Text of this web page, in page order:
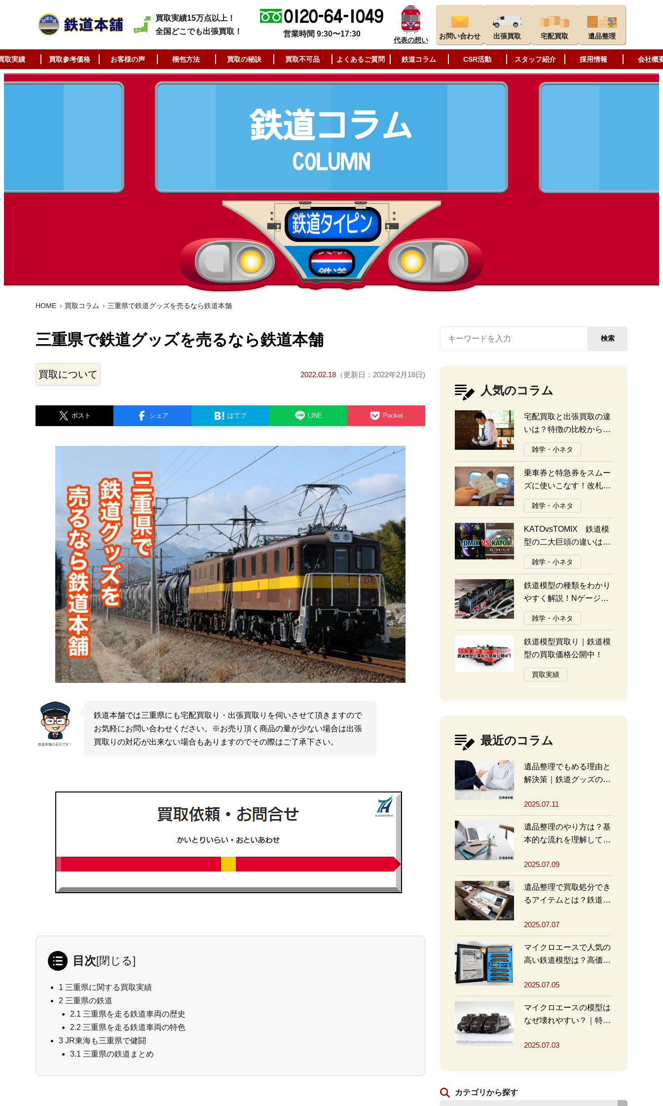
買取実績15万点以上！
全国どこでも出張買取！
営業時間 9:30〜17:30
代表の想い お問い合わせ 出張買取 宅配買取 遺品整理
取実績 買取参考価格 お客様の声 梱包方法 買取の秘訣 買取不可品 よくあるご質問 鉄道コラム CSR活動 スタッフ紹介 採用情報 会社概
HOME 買取コラム 三重県で鉄道グッズを売るなら鉄道本舗
三重県で鉄道グッズを売るなら鉄道本舗
買取について 2022.02.18 （更新日：2022年2月18日)
ポスト シェア はてブ LINE Pocket
鉄道本舗の石川です！
鉄道本舗では三重県にも宅配買取り・出張買取りを伺いさせて頂きますので
お気軽にお問い合わせください。※お売り頂く商品の量が少ない場合は出張
買取りの対応が出来ない場合もありますのでその際はご了承下さい。
目次[閉じる]
1 三重県に関する買取実績
2 三重県の鉄道
2.1 三重県を走る鉄道車両の歴史
2.2 三重県を走る鉄道車両の特色
3 JR東海も三重県で健闘
3.1 三重県の鉄道まとめ
検索
人気のコラム
宅配買取と出張買取の違
いは？特徴の比較から探
る選び方のポイント
雑学・小ネタ
乗車券と特急券をスムー
ズに使いこなす！改札の
通り方ガイド
雑学・小ネタ
KATOvsTOMIX 鉄道模
型の二大巨頭の違いは何
か？あなたはどっち派？
雑学・小ネタ
鉄道模型の種類をわかり
やすく解説！Nゲージ、
Oゲージ、Zゲージなど
の違いについて
雑学・小ネタ
鉄道模型買取り｜鉄道模
型の買取価格公開中！
買取実績
最近のコラム
遺品整理でもめる理由と
解決策｜鉄道グッズの整
2025.07.11
遺品整理のやり方は？基
本的な流れを理解して買
めよう
2025.07.09
遺品整理で買取処分でき
るアイテムとは？鉄道グ
も
2025.07.07
マイクロエースで人気の
高い鉄道模型は？高価買
2025.07.05
マイクロエースの模型は
なぜ壊れやすい？｜特徴
2025.07.03
カテゴリから探す